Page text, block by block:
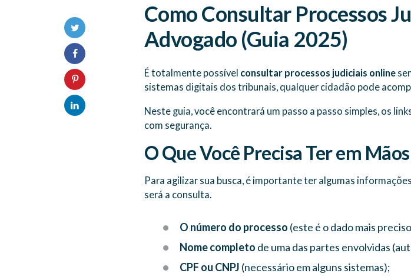
Como Consultar Processos
Advogado (Guia 2025)
É totalmente possível consultar processos judiciais online
sistemas digitais dos tribunais, qualquer cidadão pode
Neste guia, você encontrará um passo a passo simples, os
com segurança.
O Que Você Precisa Ter em
Para agilizar sua busca, é importante ter algumas
será a consulta.
O número do processo (este é o dado mais
Nome completo de uma das partes envolvidas
CPF ou CNPJ (necessário em alguns sistemas);